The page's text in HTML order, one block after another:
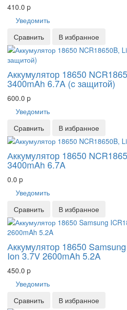
410.0 p
Уведомить
Сравнить
В избранное
Аккумулятор 18650
3400mAh 6.7A (c защитой)
600.0 p
Уведомить
Сравнить
В избранное
Аккумулятор 18650
3400mAh 6.7A
0.0 p
Уведомить
Сравнить
В избранное
Аккумулятор 18650
Ion 3.7V 2600mAh 5.2A
450.0 p
Уведомить
Сравнить
В избранное